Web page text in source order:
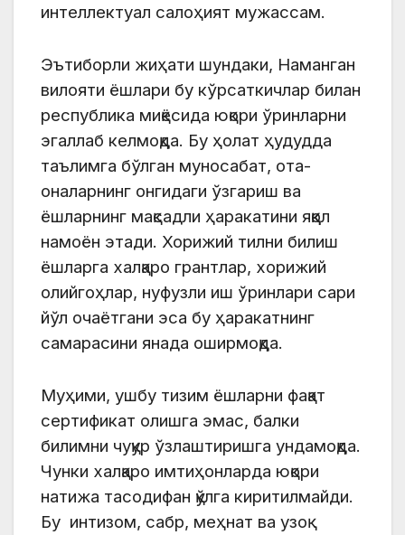
интеллектуал салоҳият мужассам.
Эътиборли жиҳати шундаки, Наманган
вилояти ёшлари бу кўрсаткичлар билан
республика миқёсида юқори ўринларни
эгаллаб келмоқда. Бу ҳолат ҳудудда
таълимга бўлган муносабат, ота-
оналарнинг онгидаги ўзгариш ва
ёшларнинг мақсадли ҳаракатини яққол
намоён этади. Хорижий тилни билиш
ёшларга халқаро грантлар, хорижий
олийгоҳлар, нуфузли иш ўринлари сари
йўл очаётгани эса бу ҳаракатнинг
самарасини янада оширмоқда.
Муҳими, ушбу тизим ёшларни фақат
сертификат олишга эмас, балки
билимни чуқур ўзлаштиришга ундамоқда.
Чунки халқаро имтиҳонларда юқори
натижа тасодифан қўлга киритилмайди.
Бу интизом, сабр, меҳнат ва узоқ